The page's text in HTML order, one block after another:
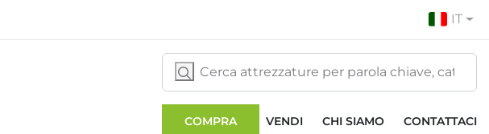
IT
COMPRA VENDI CHI SIAMO CONTATTACI